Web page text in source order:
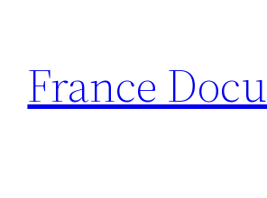
contenu
France Docu